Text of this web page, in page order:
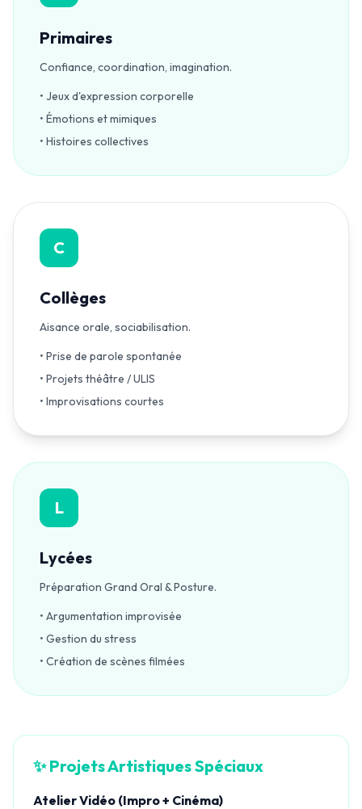
Primaires
Confiance, coordination, imagination.
• Jeux d'expression corporelle
• Émotions et mimiques
• Histoires collectives
C
Collèges
Aisance orale, sociabilisation.
• Prise de parole spontanée
• Projets théâtre / ULIS
• Improvisations courtes
L
Lycées
Préparation Grand Oral & Posture.
• Argumentation improvisée
• Gestion du stress
• Création de scènes filmées
✨ Projets Artistiques Spéciaux
Atelier Vidéo (Impro + Cinéma)